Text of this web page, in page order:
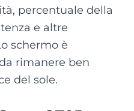
percentuale della
e altre
schermo è
rimanere ben
del sole.